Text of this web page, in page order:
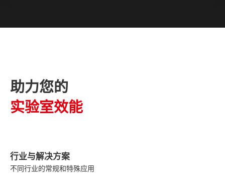
助力您的
实验室效能
行业与解决方案
不同行业的常规和特殊应用